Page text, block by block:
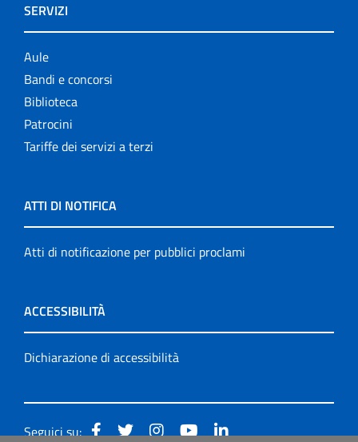
SERVIZI
Aule
Bandi e concorsi
Biblioteca
Patrocini
Tariffe dei servizi a terzi
ATTI DI NOTIFICA
Atti di notificazione per pubblici proclami
ACCESSIBILITÀ
Dichiarazione di accessibilità
Seguici su: